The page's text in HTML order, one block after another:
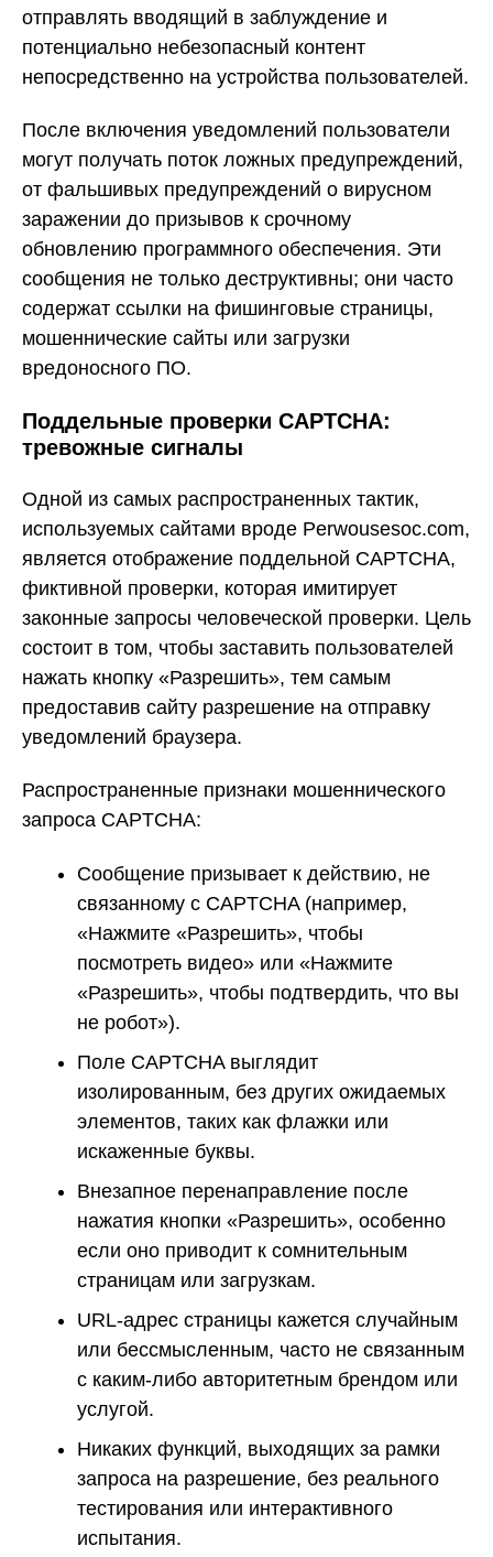
отправлять вводящий в заблуждение и
потенциально небезопасный контент
непосредственно на устройства пользователей.
После включения уведомлений пользователи
могут получать поток ложных предупреждений,
от фальшивых предупреждений о вирусном
заражении до призывов к срочному
обновлению программного обеспечения. Эти
сообщения не только деструктивны; они часто
содержат ссылки на фишинговые страницы,
мошеннические сайты или загрузки
вредоносного ПО.
Поддельные проверки CAPTCHA:
тревожные сигналы
Одной из самых распространенных тактик,
используемых сайтами вроде Perwousesoc.com,
является отображение поддельной CAPTCHA,
фиктивной проверки, которая имитирует
законные запросы человеческой проверки. Цель
состоит в том, чтобы заставить пользователей
нажать кнопку «Разрешить», тем самым
предоставив сайту разрешение на отправку
уведомлений браузера.
Распространенные признаки мошеннического
запроса CAPTCHA:
Сообщение призывает к действию, не
связанному с CAPTCHA (например,
«Нажмите «Разрешить», чтобы
посмотреть видео» или «Нажмите
«Разрешить», чтобы подтвердить, что вы
не робот»).
Поле CAPTCHA выглядит
изолированным, без других ожидаемых
элементов, таких как флажки или
искаженные буквы.
Внезапное перенаправление после
нажатия кнопки «Разрешить», особенно
если оно приводит к сомнительным
страницам или загрузкам.
URL-адрес страницы кажется случайным
или бессмысленным, часто не связанным
с каким-либо авторитетным брендом или
услугой.
Никаких функций, выходящих за рамки
запроса на разрешение, без реального
тестирования или интерактивного
испытания.